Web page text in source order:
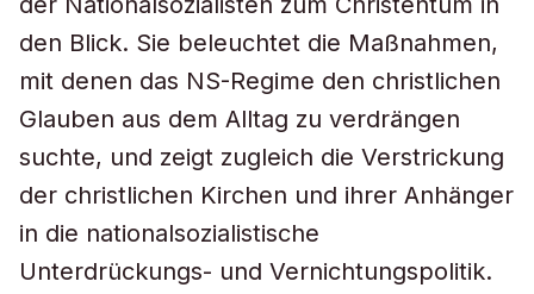
den Blick. Sie beleuchtet die Maßnahmen,
mit denen das NS-Regime den christlichen
Glauben aus dem Alltag zu verdrängen
suchte, und zeigt zugleich die Verstrickung
der christlichen Kirchen und ihrer Anhänger
in die nationalsozialistische
Unterdrückungs- und Vernichtungspolitik.